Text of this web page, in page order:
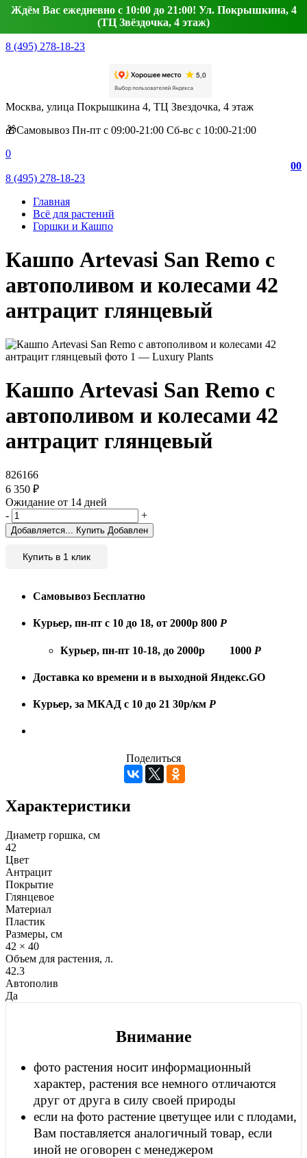
Ждём Вас ежедневно с 10:00 до 21:00! Ул. Покрышкина, 4
(ТЦ Звёздочка, 4 этаж)
8 (495) 278-18-23
Москва, улица Покрышкина 4, ТЦ Звездочка, 4 этаж
🎁Самовывоз Пн-пт с 09:00-21:00 Сб-вс с 10:00-21:00
0
00
8 (495) 278-18-23
Главная
Всё для растений
Горшки и Кашпо
Кашпо Artevasi San Remo с
автополивом и колесами 42
антрацит глянцевый
Кашпо Artevasi San Remo с
автополивом и колесами 42
антрацит глянцевый
826166
6 350 ₽
Ожидание от 14 дней
-
+
Добавляется... Купить Добавлен
Купить в 1 клик
Самовывоз Бесплатно
Курьер, пн-пт с 10 до 18, от 2000р 800 Р
Курьер, пн-пт 10-18, до 2000р 1000 Р
Доставка ко времени и в выходной Яндекс.GO
Курьер, за МКАД с 10 до 21 30р/км Р
Поделиться
Характеристики
Диаметр горшка, см
42
Цвет
Антрацит
Покрытие
Глянцевое
Материал
Пластик
Размеры, см
42 × 40
Объем для растения, л.
42.3
Автополив
Да
Внимание
фото растения носит информационный
характер, растения все немного отличаются
друг от друга в силу своей природы
если на фото растение цветущее или с плодами,
Вам поставляется аналогичный товар, если
иной не оговорен с менеджером